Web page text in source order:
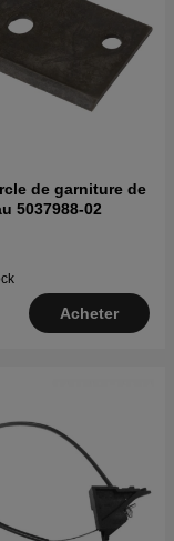
de garniture de
5037988-02
Acheter